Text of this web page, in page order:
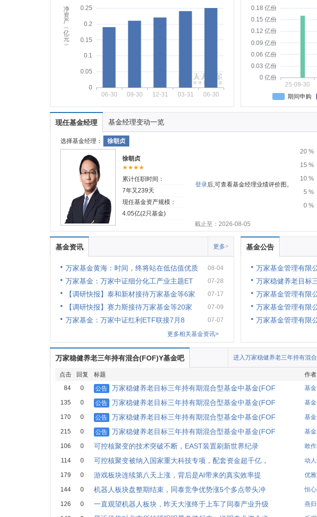
净
资
产
︵
亿
元
︶
0
0.05
0.1
0.15
0.2
0.25
06-30 09-30 12-31 03-31 06-30
0 亿份
0.03 亿份
0.06 亿份
0.09 亿份
0.12 亿份
0.15 亿份
0.18 亿份
25-09-30
期间申购
现任基金经理 基金经理变动一览
选择基金经理： 徐朝贞
徐朝贞
★★★★
累计任职时间：
7年又239天
现任基金资产规模：
4.05亿(2只基金)
登录后,可查看基金经理业绩评价图。
0 %
5 %
10 %
15 %
20 %
截止至：2026-08-05
基金资讯 更多>
万家基金黄海：时间，终将站在低估值优质 08-04
万家基金：万家中证细分化工产业主题ET 07-28
【调研快报】泰和新材接待万家基金等6家 07-17
【调研快报】赛力斯接待万家基金等20家 07-09
万家基金：万家中证红利ETF联接7月8
07-07
更多相关基金资讯>
基金公告
万家基金管理有限
万家稳健养老目标
万家基金管理有限
万家基金管理有限
万家基金管理有限
万家稳健养老三年持有混合(FOF)Y基金吧 进入万家稳健养老三年持有混
点击 回复 标题 作者
84
0 公告 万家稳健养老目标三年持有期混合型基金中基金(FOF 基
135 0 公告 万家稳健养老目标三年持有期混合型基金中基金(FOF 基
170 0 公告 万家稳健养老目标三年持有期混合型基金中基金(FOF 基
215 0 公告 万家稳健养老目标三年持有期混合型基金中基金(FOF 基
106 0 可控核聚变的技术突破不断，EAST装置刷新世界纪录 敢
114 0 可控核聚变被纳入国家重大科技专项，配套资金超千亿， 动
179 0 游戏板块连续第八天上涨，背后是AI带来的真实效率提 优
144 0 机器人板块盘整期结束，同泰竞争优势涨5个多点带头冲 恒
126 0 一直观望机器人板块，昨天大涨终于上车了同泰产业升级 燕